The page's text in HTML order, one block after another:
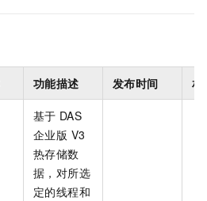
功能描述 发布时间 相
基于 DAS
企业版 V3
热存储数
据，对所选
定的线程和